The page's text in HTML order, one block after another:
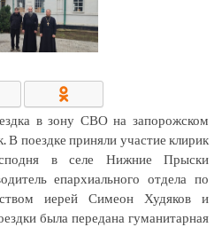
в зону СВО на запорожском
В поездке приняли участие клирик
в селе Нижние Прыски
епархиального отдела по
иерей Симеон Худяков и
была передана гуманитарная